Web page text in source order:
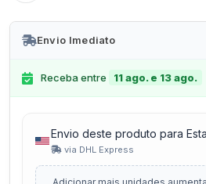
Envio Imediato
Receba entre 11 ago. e 13 ago.
Envio deste produto para
via DHL Express